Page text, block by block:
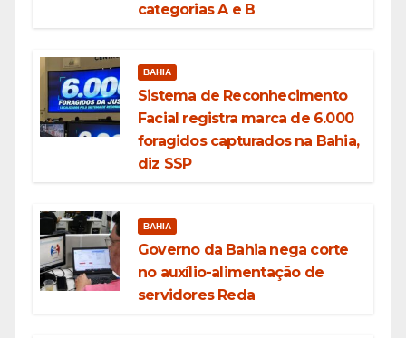
categorias A e B
BAHIA
Sistema de Reconhecimento
Facial registra marca de 6.000
foragidos capturados na Bahia,
diz SSP
BAHIA
Governo da Bahia nega corte
no auxílio-alimentação de
servidores Reda